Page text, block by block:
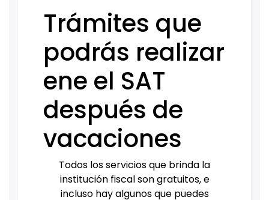
Trámites que
podrás realizar
ene el SAT
después de
vacaciones
Todos los servicios que brinda la
institución fiscal son gratuitos, e
incluso hay algunos que puedes